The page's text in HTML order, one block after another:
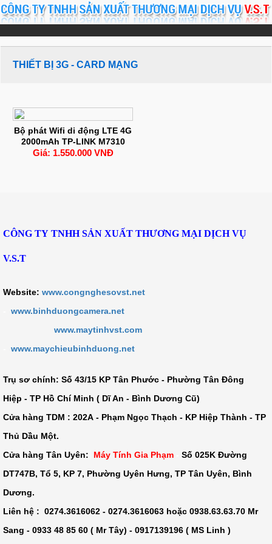
THIẾT BỊ 3G - CARD MẠNG
Bộ phát Wifi di động LTE 4G
2000mAh TP-LINK M7310
Giá: 1.550.000 VNĐ
CÔNG TY TNHH SẢN XUẤT THƯƠNG MẠI DỊCH VỤ
V.S.T
Website: www.congnghesovst.net
www.binhduongcamera.net
www.maytinhvst.com
www.maychieubinhduong.net
Trụ sơ chính: Số 43/15 KP Tân Phước - Phường Tân Đông
Hiệp - TP Hồ Chí Minh ( Dĩ An - Bình Dương Cũ)
Cửa hàng TDM : 202A - Phạm Ngọc Thạch - KP Hiệp Thành - TP
Thủ Dầu Một.
Cửa hàng Tân Uyên:
Máy Tính Gia Phạm
Số 025K Đường
DT747B, Tổ 5, KP 7, Phường Uyên Hưng, TP Tân Uyên, Bình
Dương.
Liên hệ : 0274.3616062 - 0274.3616063 hoặc 0938.63.63.70 Mr
Sang - 0933 48 85 60 ( Mr Tây) - 0917139196 ( MS Linh )